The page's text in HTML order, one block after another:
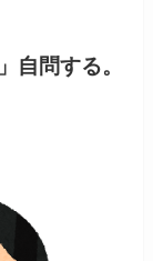
自問する。